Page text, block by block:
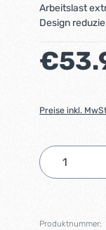
Arbeitslast
Design
Regulärer
Preise inkl.
Produkt
Produktnummer: